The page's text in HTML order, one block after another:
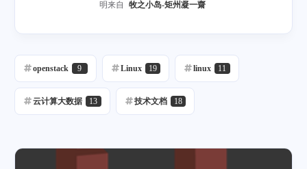
明来自
牧之小岛-矩州凝一齋
openstack 9 Linux 19 linux 11
云计算大数据 13 技术文档 18